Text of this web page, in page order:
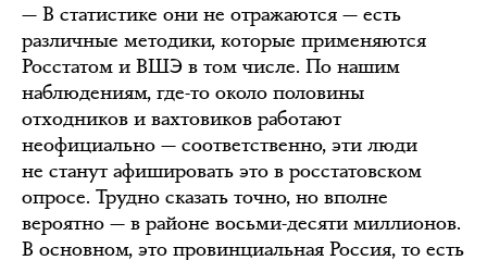
— В статистике они не отражаются — есть
различные методики, которые применяются
Росстатом и ВШЭ в том числе. По нашим
наблюдениям, где-то около половины
отходников и вахтовиков работают
неофициально — соответственно, эти люди
не станут афишировать это в росстатовском
опросе. Трудно сказать точно, но вполне
вероятно — в районе восьми-десяти миллионов.
В основном, это провинциальная Россия, то есть